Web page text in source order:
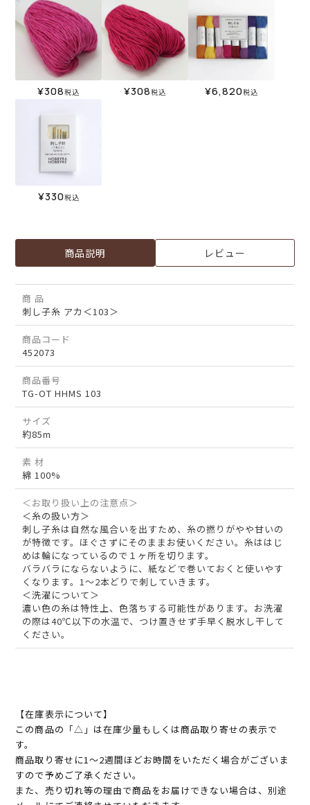
¥308税込 ¥308税込 ¥6,820税込
¥330税込
商品説明 レビュー
商 品
刺し子糸 アカ＜103＞
商品コード
452073
商品番号
TG-OT HHMS 103
サイズ
約85m
素 材
綿 100%
＜お取り扱い上の注意点＞
＜糸の扱い方＞
刺し子糸は自然な風合いを出すため、糸の撚りがやや甘いの
が特徴です。ほぐさずにそのままお使いください。糸ははじ
めは輪になっているので１ヶ所を切ります。
バラバラにならないように、紙などで巻いておくと使いやす
くなります。1～2本どりで刺していきます。
＜洗濯について＞
濃い色の糸は特性上、色落ちする可能性があります。お洗濯
の際は40℃以下の水温で、つけ置きせず手早く脱水し干して
ください。
【在庫表示について】
この商品の「△」は在庫少量もしくは商品取り寄せの表示で
す。
商品取り寄せに1～2週間ほどお時間をいただく場合がございま
すので予めご了承ください。
また、売り切れ等の理由で商品をお届けできない場合は、別途